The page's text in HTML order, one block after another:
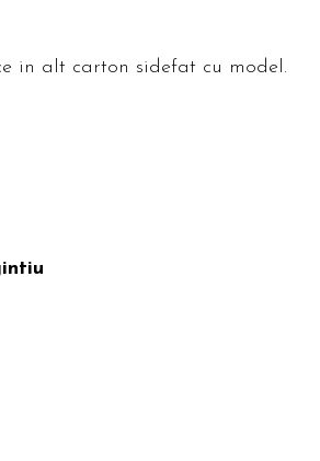
in alt carton sidefat cu model.